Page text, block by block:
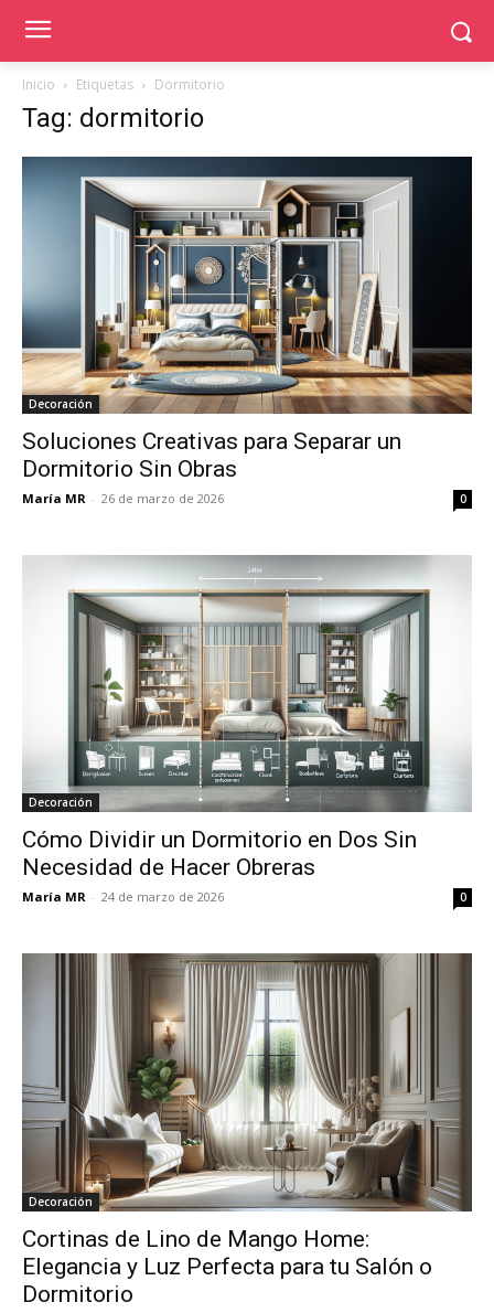
Inicio Etiquetas Dormitorio
Tag: dormitorio
Decoración
Soluciones Creativas para Separar un
Dormitorio Sin Obras
María MR - 26 de marzo de 2026 0
Decoración
Cómo Dividir un Dormitorio en Dos Sin
Necesidad de Hacer Obreras
María MR - 24 de marzo de 2026 0
Decoración
Cortinas de Lino de Mango Home:
Elegancia y Luz Perfecta para tu Salón o
Dormitorio